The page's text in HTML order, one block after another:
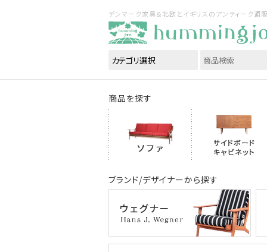
デンマーク家具＆北欧とイギリスのアンティー
商品を探す
ブランド/デザイナーから探す